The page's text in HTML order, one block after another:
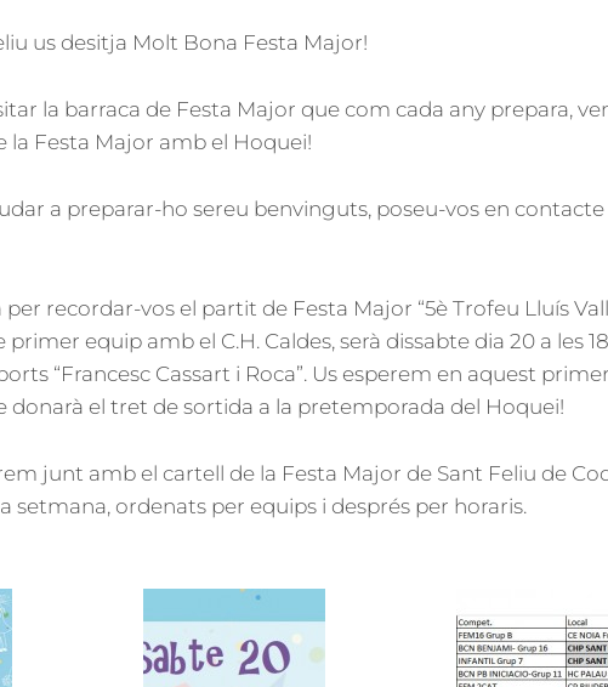
us desitja Molt Bona Festa Major!
la barraca de Festa Major que com cada any prepara,
la Festa Major amb el Hoquei!
a preparar-ho sereu benvinguts, poseu-vos en
recordar-vos el partit de Festa Major “5è Trofeu Lluís
equip amb el C.H. Caldes, serà dissabte dia 20 a les
“Francesc Cassart i Roca”. Us esperem en aquest
donarà el tret de sortida a la pretemporada del Hoquei!
junt amb el cartell de la Festa Major de Sant Feliu de
setmana, ordenats per equips i després per horaris.